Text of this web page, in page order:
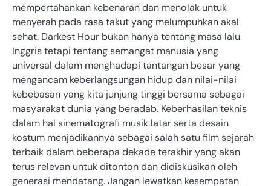
mempertahankan kebenaran dan menolak untuk
menyerah pada rasa takut yang melumpuhkan akal
sehat. Darkest Hour bukan hanya tentang masa lalu
Inggris tetapi tentang semangat manusia yang
universal dalam menghadapi tantangan besar yang
mengancam keberlangsungan hidup dan nilai-nilai
kebebasan yang kita junjung tinggi bersama sebagai
masyarakat dunia yang beradab. Keberhasilan teknis
dalam hal sinematografi musik latar serta desain
kostum menjadikannya sebagai salah satu film sejarah
terbaik dalam beberapa dekade terakhir yang akan
terus relevan untuk ditonton dan didiskusikan oleh
generasi mendatang. Jangan lewatkan kesempatan